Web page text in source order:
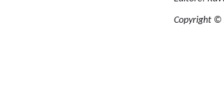
Copyright ©